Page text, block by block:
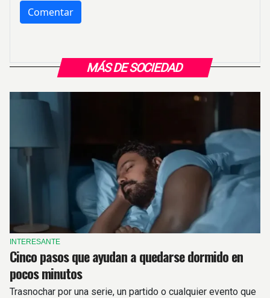
MÁS DE SOCIEDAD
INTERESANTE
Cinco pasos que ayudan a quedarse dormido en
pocos minutos
Trasnochar por una serie, un partido o cualquier evento que